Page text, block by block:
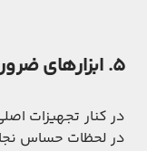
۵. ابزارهای ضروری: از چاقوی چندکاره تا هدلامپ
در کنار تجهیزات
در لحظات حساس